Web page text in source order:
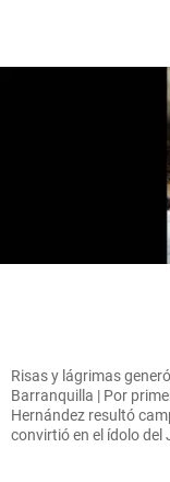
Risas y lágrimas
Barranquilla | Por
Hernández resultó
convirtió en el ídolo del